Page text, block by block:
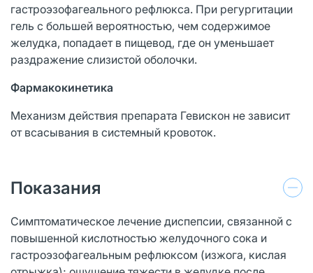
гастроэзофагеального рефлюкса. При регургитации
гель с большей вероятностью, чем содержимое
желудка, попадает в пищевод, где он уменьшает
раздражение слизистой оболочки.
Фармакокинетика
Механизм действия препарата Гевискон не зависит
от всасывания в системный кровоток.
Показания
Симптоматическое лечение диспепсии, связанной с
повышенной кислотностью желудочного сока и
гастроэзофагеальным рефлюксом (изжога, кислая